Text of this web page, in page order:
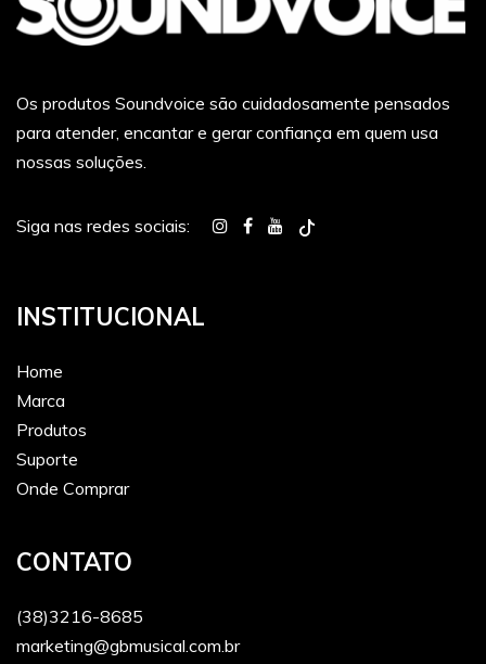
Os produtos Soundvoice são cuidadosamente pensados
para atender, encantar e gerar confiança em quem usa
nossas soluções.
Siga nas redes sociais:
INSTITUCIONAL
Home
Marca
Produtos
Suporte
Onde Comprar
CONTATO
(38)3216-8685
marketing@gbmusical.com.br